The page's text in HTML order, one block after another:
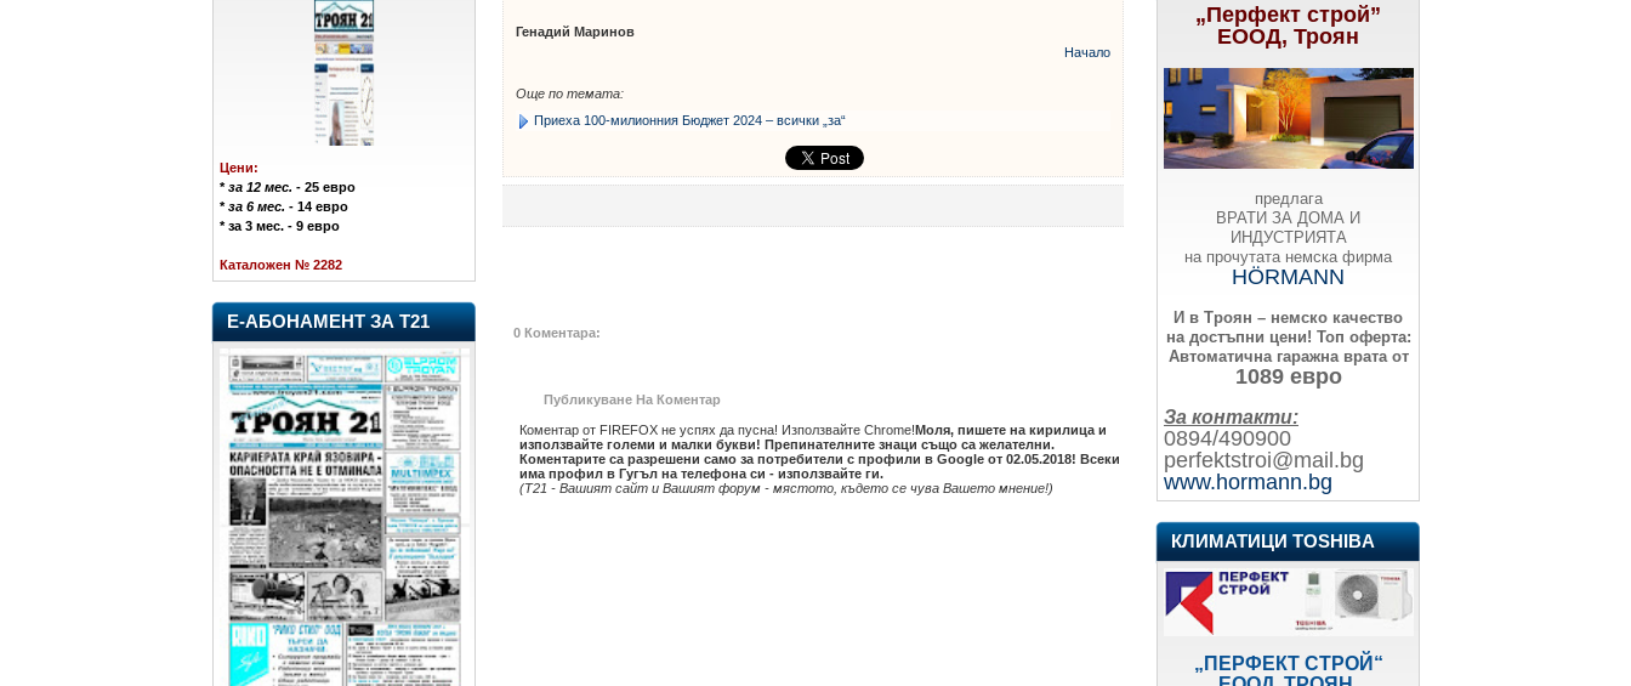
Цени:
*за 12 мес. - 25 евро
*за 6 мес. - 14 евро
* за 3 мес. - 9 евро
Каталожен № 2282
Е-АБОНАМЕНТ ЗА Т21
Генадий Маринов
Начало
Още по темата:
Приеха 100-милионния Бюджет 2024 – всички „за“
0 Коментара:
Публикуване На Коментар
Коментар от FIREFOX не успях да пусна! Използвайте Chrome!Моля, пишете на кирилица и
използвайте големи и малки букви! Препинателните знаци също са желателни.
Коментарите са разрешени само за потребители с профили в Google от 02.05.2018! Всеки
има профил в Гугъл на телефона си - използвайте ги.
(Т21 - Вашият сайт и Вашият форум - мястото, където се чува Вашето мнение!)
„Перфект строй”
ЕООД, Троян
предлага
ВРАТИ ЗА ДОМА И
ИНДУСТРИЯТА
на прочутата немска фирма
HÖRMANN
И в Троян – немско качество
на достъпни цени! Топ оферта:
Автоматична гаражна врата от
1089 евро
За контакти:
0894/490900
perfektstroi@mail.bg
www.hormann.bg
КЛИМАТИЦИ TOSHIBA
„ПЕРФЕКТ СТРОЙ“